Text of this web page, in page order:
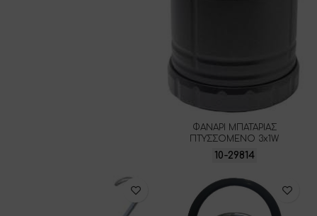
ΦΑΝΑΡΙ ΜΠΑΤΑΡΙΑΣ
ΠΤΥΣΣΟΜΕΝΟ 3x1W
10-29814